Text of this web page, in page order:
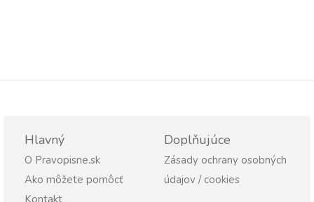
Hlavný
O Pravopisne.sk
Ako môžete pomôcť
Kontakt
Doplňujúce
Zásady ochrany osobných
údajov / cookies